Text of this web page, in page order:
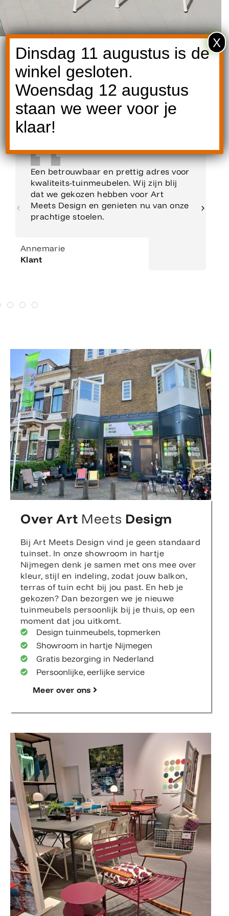
Reviews
Een betrouwbaar en prettig adres voor
kwaliteits-tuinmeubelen. Wij zijn blij
dat we gekozen hebben voor Art
Meets Design en genieten nu van onze
prachtige stoelen.
Annemarie
Klant
Over Art Meets Design
Bij Art Meets Design vind je geen standaard
tuinset. In onze showroom in hartje
Nijmegen denk je samen met ons mee over
kleur, stijl en indeling, zodat jouw balkon,
terras of tuin echt bij jou past. En heb je
gekozen? Dan bezorgen we je nieuwe
tuinmeubels persoonlijk bij je thuis, op een
moment dat jou uitkomt.
Design tuinmeubels, topmerken
Showroom in hartje Nijmegen
Gratis bezorging in Nederland
Persoonlijke, eerlijke service
Meer over ons
Dinsdag 11 augustus is de
winkel gesloten.
Woensdag 12 augustus
staan we weer voor je
klaar!
X